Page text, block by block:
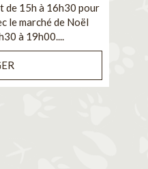
de 15h à 16h30 pour
le marché de Noël
à 19h00....